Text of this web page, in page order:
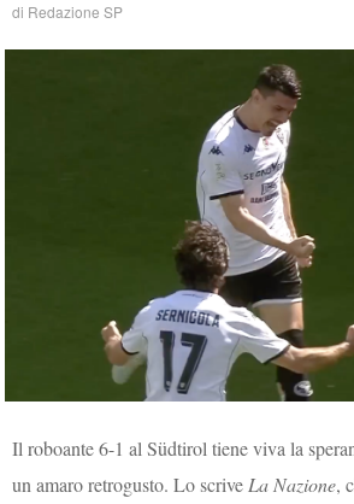
di Redazione SP
Il roboante 6-1 al Südtirol tiene viva la
un amaro retrogusto. Lo scrive La Nazione,